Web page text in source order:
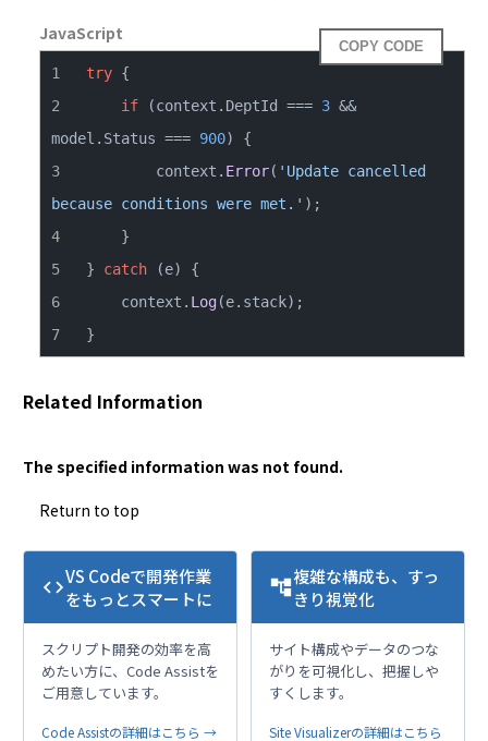
JavaScript
COPY CODE
try
if (context. DeptId === 3 &&
model. Status === 900
        context.
Error( 'Update cancelled
because conditions were met.'
} catch
    context.
Log(e. stack
}
Related Information
The specified information was not found.
Return to top
codeVS Codeで開発作業
をもっとスマートに
スクリプト開発の効率を高
めたい方に、Code Assistを
ご用意しています。
Code Assistの詳細はこちら →
account_tree複雑な構成も、すっ
きり視覚化
サイト構成やデータのつな
がりを可視化し、把握しや
すくします。
Site Visualizerの詳細はこちら